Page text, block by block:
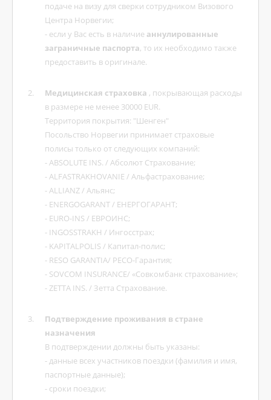
подаче на визу для сверки сотрудником Визового
Центра Норвегии;
- если у Вас есть в наличие аннулированные
заграничные паспорта, то их необходимо также
предоставить в оригинале.
Медицинская страховка , покрывающая расходы
в размере не менее 30000 EUR.
Территория покрытия: "Шенген"
Посольство Норвегии принимает страховые
полисы только от следующих компаний:
- ABSOLUTE INS. / Абсолют Страхование;
- ALFASTRAKHOVANIE / Альфастрахование;
- ALLIANZ / Альянс;
- ENERGOGARANT / ЕНЕРГОГАРАНТ;
- EURO-INS / EBPOИHC;
- INGOSSTRAKH / Ингосстрах;
- KAPITALPOLIS / Капитал-полис;
- RESO GARANTIA/ РЕСО-Гарантия;
- SOVCOM INSURANCE/ «Совкомбанк страхование»;
- ZETTA INS. / Зетта Страхование.
Подтверждение проживания в стране
назначения
В подтверждении должны быть указаны:
- данные всех участников поездки (фамилия и имя,
паспортные данные);
- сроки поездки;